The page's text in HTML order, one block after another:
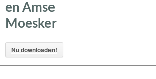
en Amse
Moesker
Nu downloaden!